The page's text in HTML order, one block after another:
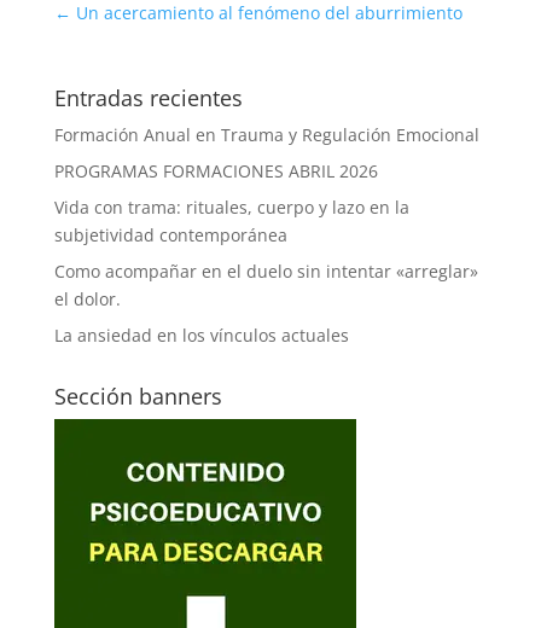
← Un acercamiento al fenómeno del aburrimiento
Entradas recientes
Formación Anual en Trauma y Regulación Emocional
PROGRAMAS FORMACIONES ABRIL 2026
Vida con trama: rituales, cuerpo y lazo en la
subjetividad contemporánea
Como acompañar en el duelo sin intentar «arreglar»
el dolor.
La ansiedad en los vínculos actuales
Sección banners